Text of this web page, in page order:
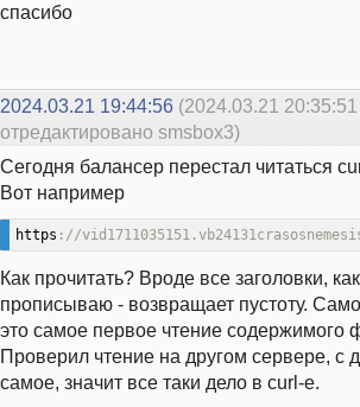
спасибо
2024.03.21 19:44:56 (2024.03.21 20:35:51
отредактировано smsbox3)
Сегодня балансер перестал читаться
Вот например
https ://
Как прочитать? Вроде все заголовки,
прописываю - возвращает пустоту.
это самое первое чтение содержимого
Проверил чтение на другом сервере, с
самое, значит все таки дело в curl-е.